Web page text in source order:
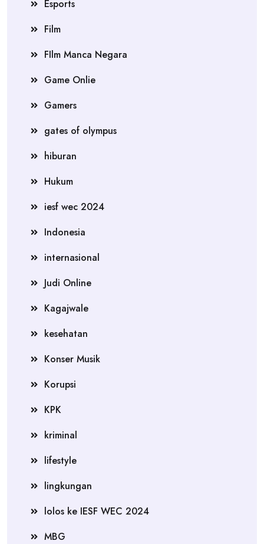
Esports
Film
FIlm Manca Negara
Game Onlie
Gamers
gates of olympus
hiburan
Hukum
iesf wec 2024
Indonesia
internasional
Judi Online
Kagajwale
kesehatan
Konser Musik
Korupsi
KPK
kriminal
lifestyle
lingkungan
lolos ke IESF WEC 2024
MBG